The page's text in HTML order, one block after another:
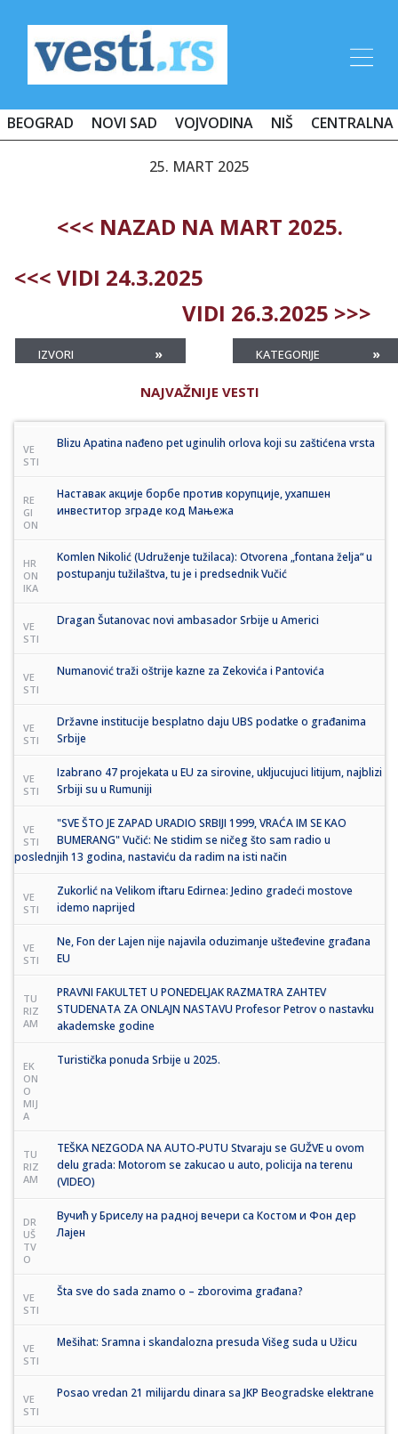
BEOGRAD NOVI SAD VOJVODINA NIŠ CENTRALNA
25. MART 2025
<<< NAZAD NA MART 2025.
<<< VIDI 24.3.2025
VIDI 26.3.2025 >>>
IZVORI » KATEGORIJE »
NAJVAŽNIJE VESTI
VE
STI
Blizu Apatina nađeno pet uginulih orlova koji su zaštićena vrsta
RE
GI
ON
Наставак акције борбе против корупције, ухапшен
инвеститор зграде код Мањежа
HR
ON
IKA
Komlen Nikolić (Udruženje tužilaca): Otvorena „fontana želja“ u
postupanju tužilaštva, tu je i predsednik Vučić
VE
STI
Dragan Šutanovac novi ambasador Srbije u Americi
VE
STI
Numanović traži oštrije kazne za Zekovića i Pantovića
VE
STI
Državne institucije besplatno daju UBS podatke o građanima
Srbije
VE
STI
Izabrano 47 projekata u EU za sirovine, ukljucujuci litijum, najblizi
Srbiji su u Rumuniji
VE
STI
"SVE ŠTO JE ZAPAD URADIO SRBIJI 1999, VRAĆA IM SE KAO
BUMERANG" Vučić: Ne stidim se ničeg što sam radio u
poslednjih 13 godina, nastaviću da radim na isti način
VE
STI
Zukorlić na Velikom iftaru Edirnea: Jedino gradeći mostove
idemo naprijed
VE
STI
Ne, Fon der Lajen nije najavila oduzimanje ušteđevine građana
EU
TU
RIZ
AM
PRAVNI FAKULTET U PONEDELJAK RAZMATRA ZAHTEV
STUDENATA ZA ONLAJN NASTAVU Profesor Petrov o nastavku
akademske godine
EK
ON
O
MIJ
A
Turistička ponuda Srbije u 2025.
TU
RIZ
AM
TEŠKA NEZGODA NA AUTO-PUTU Stvaraju se GUŽVE u ovom
delu grada: Motorom se zakucao u auto, policija na terenu
(VIDEO)
DR
UŠ
TV
O
Вучић у Бриселу на радној вечери са Костом и Фон дер
Лајен
VE
STI
Šta sve do sada znamo o – zborovima građana?
VE
STI
Mešihat: Sramna i skandalozna presuda Višeg suda u Užicu
VE
STI
Posao vredan 21 milijardu dinara sa JKP Beogradske elektrane